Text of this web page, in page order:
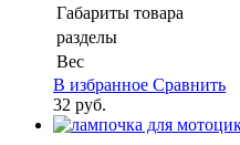
Габариты товара
разделы
Вес
В избранное Сравнить
32 руб.